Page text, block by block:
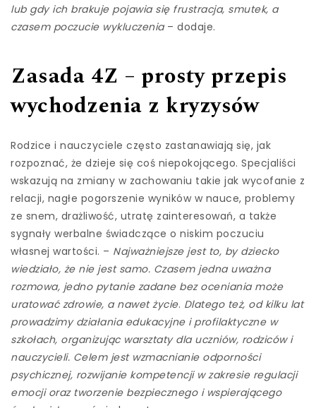
lub gdy ich brakuje pojawia się frustracja, smutek, a
czasem poczucie wykluczenia– dodaje.
Zasada 4Z – prosty przepis
wychodzenia z kryzysów
Rodzice i nauczyciele często zastanawiają się, jak
rozpoznać, że dzieje się coś niepokojącego. Specjaliści
wskazują na zmiany w zachowaniu takie jak wycofanie z
relacji, nagłe pogorszenie wyników w nauce, problemy
ze snem, drażliwość, utratę zainteresowań, a także
sygnały werbalne świadczące o niskim poczuciu
własnej wartości. – Najważniejsze jest to, by dziecko
wiedziało, że nie jest samo. Czasem jedna uważna
rozmowa, jedno pytanie zadane bez oceniania może
uratować zdrowie, a nawet życie. Dlatego też, od kilku lat
prowadzimy działania edukacyjne i profilaktyczne w
szkołach, organizując warsztaty dla uczniów, rodziców i
nauczycieli. Celem jest wzmacnianie odporności
psychicznej, rozwijanie kompetencji w zakresie regulacji
emocji oraz tworzenie bezpiecznego i wspierającego